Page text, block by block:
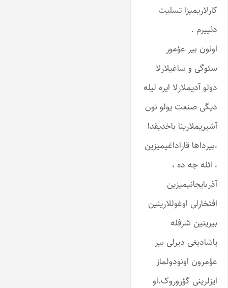
کارلاریمیزا تسلیت
دئییرم .
اونون بیر عؤمور
سئوگی و ساغیلارلا
دولو آدیملارلا ایره لیله
دیگی صنعت یولو نون
آشیریملارینا باخدیقدا
،بیرداها قاراداغیمیزین
، ائله جه ده ،
آذربایجانیمیزین
افتخارلی اوغوللارینین
بیرینین شرفله
یاشادیغی دیرلی بیر
عؤمرون اونودولماز
ایزلرینی گؤروروک.او